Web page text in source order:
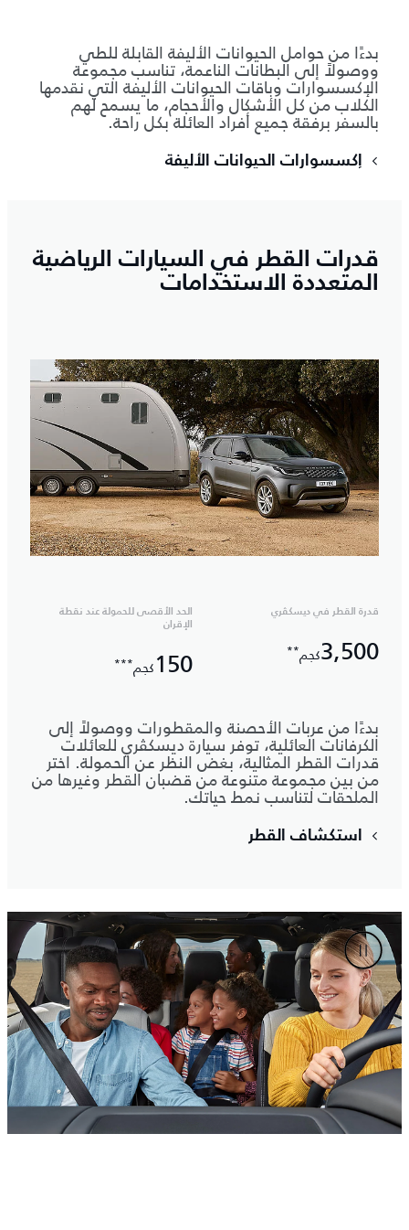
بدءًا من حوامل الحيوانات الأليفة القابلة للطي
ووصولاً إلى البطانات الناعمة، تناسب مجموعة
الإكسسوارات وباقات الحيوانات الأليفة التي نقدمها
الكلاب من كل الأشكال والأحجام، ما يسمح لهم
بالسفر برفقة جميع أفراد العائلة بكل راحة.
إكسسوارات الحيوانات الأليفة
قدرات القطر في السيارات الرياضية
المتعددة الاستخدامات
قدرة القطر في ديسكڤري
3,500كجم**
الحد الأقصى للحمولة عند نقطة
الإقران
150كجم***
بدءًا من عربات الأحصنة والمقطورات ووصولاً إلى
الكرفانات العائلية، توفر سيارة ديسكڤري للعائلات
قدرات القطر المثالية، بغض النظر عن الحمولة. اختر
من بين مجموعة متنوعة من قضبان القطر وغيرها من
الملحقات لتناسب نمط حياتك.
استكشاف القطر